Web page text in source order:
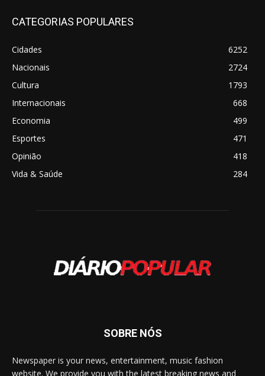
CATEGORIAS POPULARES
Cidades
6252
Nacionais
2724
Cultura
1793
Internacionais
668
Economia
499
Esportes
471
Opinião
418
Vida & Saúde
284
SOBRE NÓS
Newspaper is your news, entertainment, music fashion
website. We provide you with the latest breaking news and